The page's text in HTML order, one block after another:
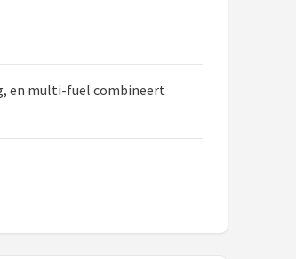
en multi-fuel combineert